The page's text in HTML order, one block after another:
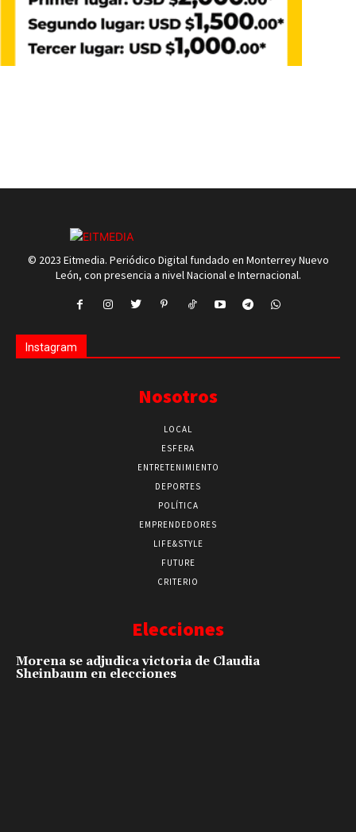
© 2023 Eitmedia. Periódico Digital fundado en Monterrey Nuevo
León, con presencia a nivel Nacional e Internacional.
Instagram
Nosotros
LOCAL
ESFERA
ENTRETENIMIENTO
DEPORTES
POLÍTICA
EMPRENDEDORES
LIFE&STYLE
FUTURE
CRITERIO
Elecciones
Morena se adjudica victoria de Claudia
Sheinbaum en elecciones